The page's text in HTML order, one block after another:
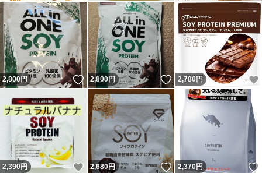
2,800円 いいね！
2,800円 いいね！
2,780 円
2,390円 いいね！
2,680円 いいね！
2,370円